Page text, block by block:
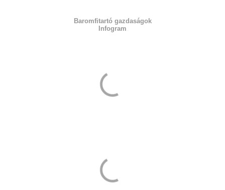
Baromfitartó gazdaságok
Infogram